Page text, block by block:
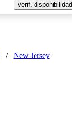
Verif. disponibilidad
/
New Jersey